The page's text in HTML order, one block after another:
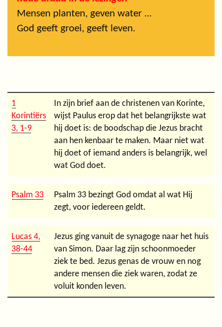
Mensen planten, geven water ...
God geeft groei, geeft leven.
1
Korintiërs
3, 1-9
In zijn brief aan de christenen van Korinte,
wijst Paulus erop dat het belangrijkste wat
hij doet is: de boodschap die Jezus bracht
aan hen kenbaar te maken. Maar niet wat
hij doet of iemand anders is belangrijk, wel
wat God doet.
Psalm 33
Psalm 33 bezingt God omdat al wat Hij
zegt, voor iedereen geldt.
Lucas 4,
38-44
Jezus ging vanuit de synagoge naar het huis
van Simon. Daar lag zijn schoonmoeder
ziek te bed. Jezus genas de vrouw en nog
andere mensen die ziek waren, zodat ze
voluit konden leven.